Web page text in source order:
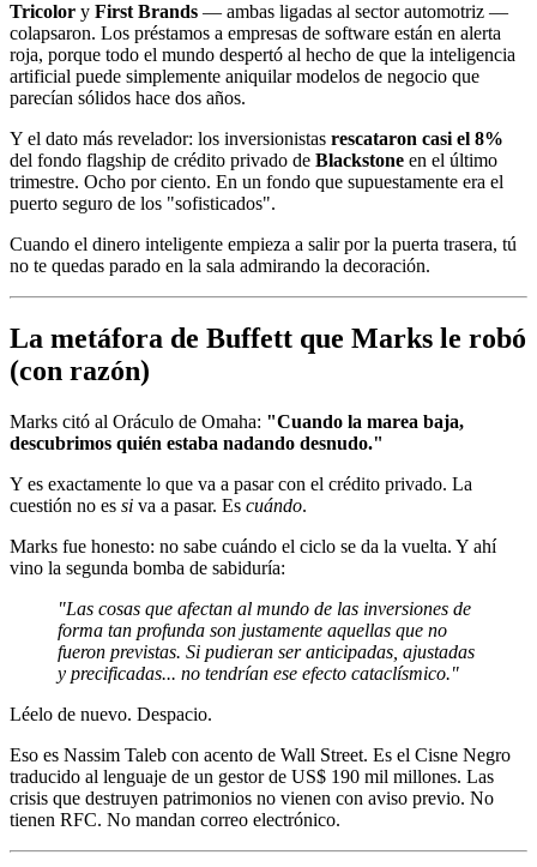
Tricolor y First Brands — ambas ligadas al sector automotriz —
colapsaron. Los préstamos a empresas de software están en alerta
roja, porque todo el mundo despertó al hecho de que la inteligencia
artificial puede simplemente aniquilar modelos de negocio que
parecían sólidos hace dos años.
Y el dato más revelador: los inversionistas rescataron casi el 8%
del fondo flagship de crédito privado de Blackstone en el último
trimestre. Ocho por ciento. En un fondo que supuestamente era el
puerto seguro de los "sofisticados".
Cuando el dinero inteligente empieza a salir por la puerta trasera, tú
no te quedas parado en la sala admirando la decoración.
La metáfora de Buffett que Marks le robó
(con razón)
Marks citó al Oráculo de Omaha: "Cuando la marea baja,
descubrimos quién estaba nadando desnudo."
Y es exactamente lo que va a pasar con el crédito privado. La
cuestión no es si va a pasar. Es cuándo.
Marks fue honesto: no sabe cuándo el ciclo se da la vuelta. Y ahí
vino la segunda bomba de sabiduría:
"Las cosas que afectan al mundo de las inversiones de
forma tan profunda son justamente aquellas que no
fueron previstas. Si pudieran ser anticipadas, ajustadas
y precificadas... no tendrían ese efecto cataclísmico."
Léelo de nuevo. Despacio.
Eso es Nassim Taleb con acento de Wall Street. Es el Cisne Negro
traducido al lenguaje de un gestor de US$ 190 mil millones. Las
crisis que destruyen patrimonios no vienen con aviso previo. No
tienen RFC. No mandan correo electrónico.